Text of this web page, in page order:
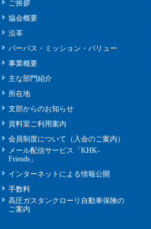
ご挨拶
協会概要
沿革
パーパス・ミッション・バリュー
事業概要
主な部門紹介
所在地
支部からのお知らせ
資料室ご利用案内
会員制度について（入会のご案内）
メール配信サービス「KHK-
Friends」
インターネットによる情報公開
手数料
高圧ガスタンクローリ自動車保険の
ご案内